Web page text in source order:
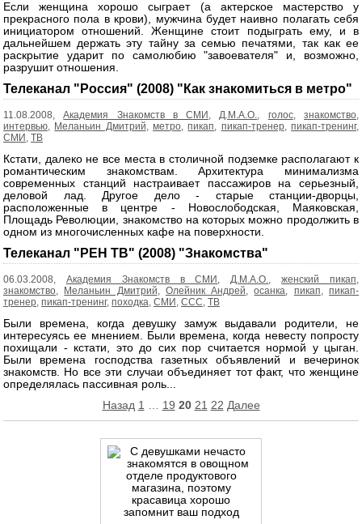
Если женщина хорошо сыграет (а актерское мастерство у
прекрасного пола в крови), мужчина будет наивно полагать себя
инициатором отношений. Женщине стоит подыграть ему, и в
дальнейшем держать эту тайну за семью печатями, так как ее
раскрытие ударит по самолюбию "завоевателя" и, возможно,
разрушит отношения.
Телеканал "Россия" (2008) "Как знакомиться в метро"
11.08.2008,Академия Знакомств в СМИ ,Д.М.А.О., голос,знакомство,
интервью, Меланьин Дмитрий,метро,пикап, пикап-тренер,пикап-тренинг,
СМИ , ТВ
Кстати, далеко не все места в столичной подземке располагают к
романтическим знакомствам. Архитектура минимализма
современных станций настраивает пассажиров на серьезный,
деловой лад. Другое дело - старые станции-дворцы,
расположенные в центре - Новослободская, Маяковская,
Площадь Революции, знакомство на которых можно продолжить в
одном из многочисленных кафе на поверхности.
Телеканал "РЕН ТВ" (2008) "Знакомства"
06.03.2008, Академия Знакомств в СМИ,Д.М.А.О.,женский пикап,
знакомство, Меланьин Дмитрий, Олейник Андрей,осанка, пикап,пикап-
тренер, пикап-тренинг, походка, СМИ, ССС, ТВ
Были времена, когда девушку замуж выдавали родители, не
интересуясь ее мнением. Были времена, когда невесту попросту
похищали - кстати, это до сих пор считается нормой у цыган.
Были времена господства газетных объявлений и вечеринок
знакомств. Но все эти случаи объединяет тот факт, что женщине
определялась пассивная роль...
записей
Назад 1 … 19 20 21 22 Далее